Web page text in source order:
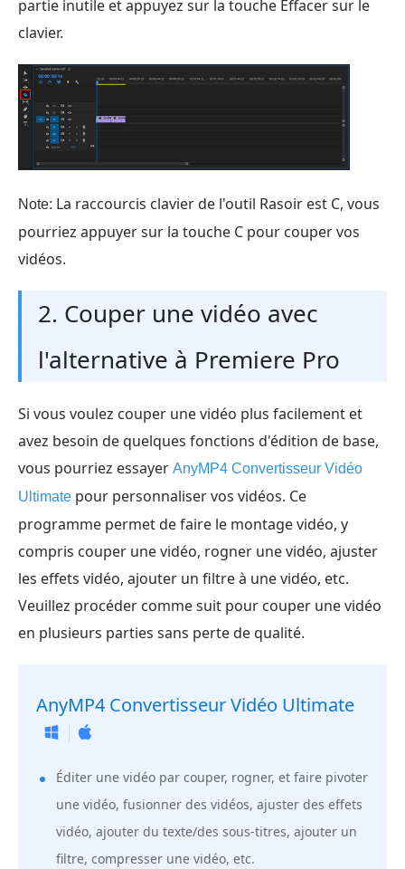
partie inutile et appuyez sur la touche Effacer sur le
clavier.
Note: La raccourcis clavier de l'outil Rasoir est C, vous
pourriez appuyer sur la touche C pour couper vos
vidéos.
2. Couper une vidéo avec
l'alternative à Premiere Pro
Si vous voulez couper une vidéo plus facilement et
avez besoin de quelques fonctions d'édition de base,
vous pourriez essayer AnyMP4 Convertisseur Vidéo
Ultimate pour personnaliser vos vidéos. Ce
programme permet de faire le montage vidéo, y
compris couper une vidéo, rogner une vidéo, ajuster
les effets vidéo, ajouter un filtre à une vidéo, etc.
Veuillez procéder comme suit pour couper une vidéo
en plusieurs parties sans perte de qualité.
AnyMP4 Convertisseur Vidéo Ultimate
Éditer une vidéo par couper, rogner, et faire pivoter
une vidéo, fusionner des vidéos, ajuster des effets
vidéo, ajouter du texte/des sous-titres, ajouter un
filtre, compresser une vidéo, etc.